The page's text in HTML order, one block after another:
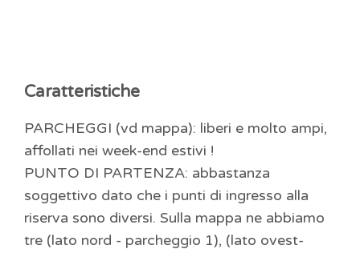
Caratteristiche
PARCHEGGI (vd mappa): liberi e molto ampi,
affollati nei week-end estivi !
PUNTO DI PARTENZA: abbastanza
soggettivo dato che i punti di ingresso alla
riserva sono diversi. Sulla mappa ne abbiamo
tre (lato nord - parcheggio 1), (lato ovest-